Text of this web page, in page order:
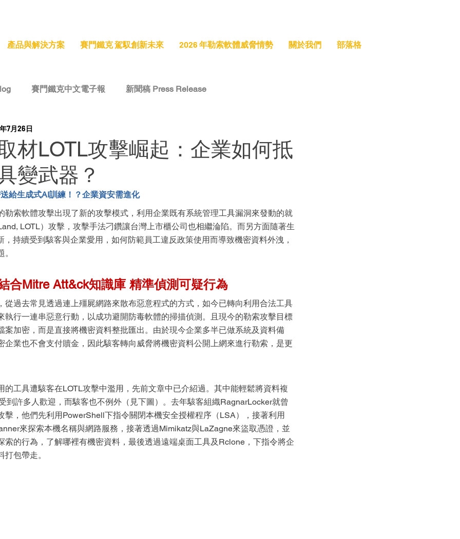
產品與解決方案 賽門鐵克 駕馭創新未來 2026 年勒索軟體威脅情勢 關於我們 部落格
賽門鐵克中文電子報 新聞稿 Press Release
技術洞察 Tech Insight
材LOTL攻擊崛起：企業如何抵
變武器？
7月26日
給生成式AI訓練！？企業資安需進化
勒索軟體攻擊出現了新的攻擊模式，利用企業既有系統管理工具漏洞來發動的就
LOTL）攻擊，攻擊手法刁鑽讓台灣上市櫃公司也相繼淪陷。而另方面隨著生
，持續受到駭客與企業愛用，如何防範員工違反政策使用而導致機密資料外洩，
合Mitre Att&ck知識庫 精準偵測可疑行為
從過去常見透過連上殭屍網路來散布惡意程式的方式，如今已轉向利用合法工具
執行一連串惡意行動，以成功避開防毒軟體的掃描偵測。且現今的勒索攻擊目標
案加密，而是直接將機密資料整批匯出。由於現今企業多半已做系統及資料備
企業也不會支付贖金，因此駭客轉向威脅將機密資料公開上網來進行勒索，是更
的工具遭駭客在LOTL攻擊中濫用，先前文章中已介紹過。其中能輕鬆將資料複
到許多人歡迎，而駭客也不例外（見下圖）。去年駭客組織RagnarLocker就曾
擊，他們先利用PowerShell下指令關閉本機安全授權程序（LSA），接著利用
來探索本機名稱與網路服務，接著透過Mimikatz與LaZagne來盜取憑證，並
索的行為，了解哪裡有機密資料，最後透過遠端桌面工具及Rclone，下指令將企
包帶走。